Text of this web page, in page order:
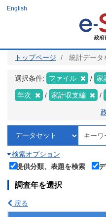
ツ
English
トップページ 統計データ
選択条件: ファイル 家
年次 家計収支編
検索オプション
提供分類、表題を検索
調査年を選択
戻る